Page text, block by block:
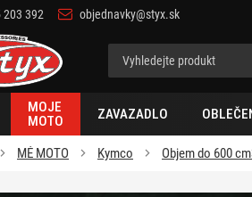
203 392 objednavky@styx.sk
MOJE
MOTO
ZAVAZADLO
MÉ MOTO Kymco Objem do 600